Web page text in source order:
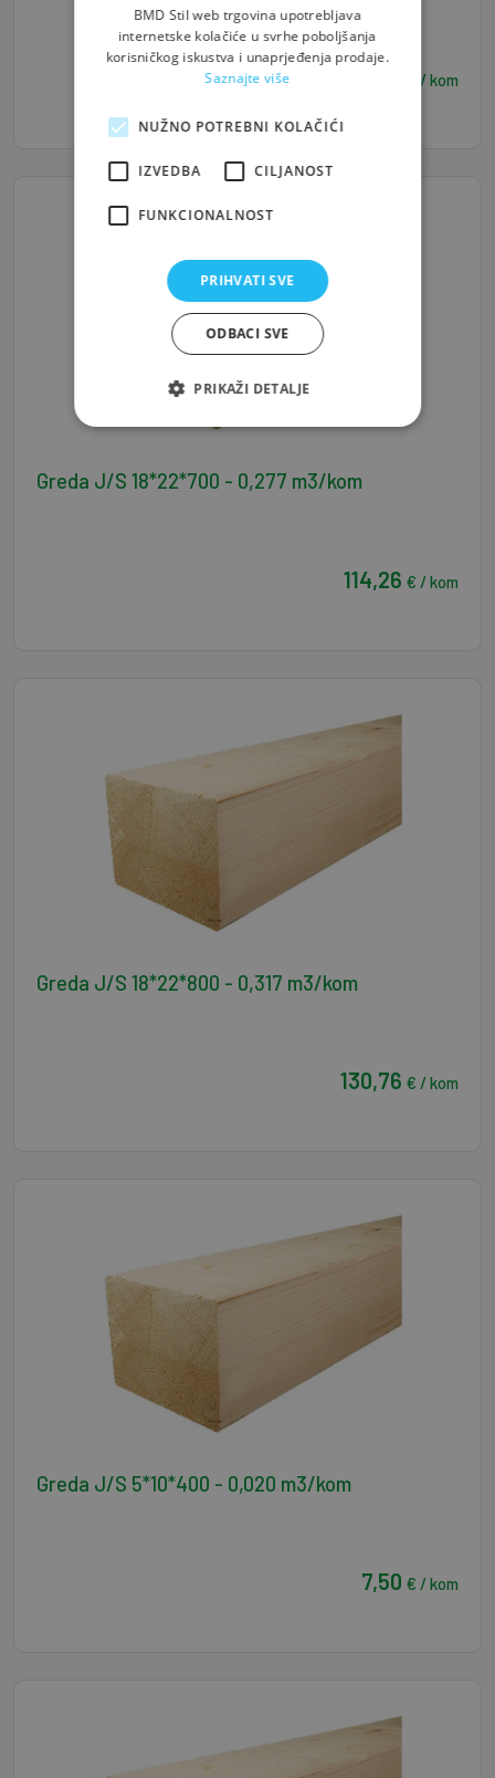
€ / kom
Greda J/S 18*22*700 - 0,277 m3/kom
114,26 € / kom
Greda J/S 18*22*800 - 0,317 m3/kom
130,76 € / kom
Greda J/S 5*10*400 - 0,020 m3/kom
7,50 € / kom
BMD Stil web trgovina upotrebljava
internetske kolačiće u svrhe poboljšanja
korisničkog iskustva i unaprjeđenja prodaje.
Saznajte više
NUŽNO POTREBNI KOLAČIĆI
IZVEDBA CILJANOST
FUNKCIONALNOST
PRIHVATI SVE
ODBACI SVE
PRIKAŽI DETALJE